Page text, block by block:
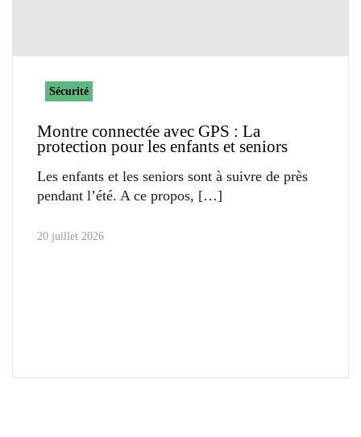
Sécurité
Montre connectée avec GPS : La
protection pour les enfants et seniors
Les enfants et les seniors sont à suivre de près
pendant l’été. A ce propos,
20 juillet 2026